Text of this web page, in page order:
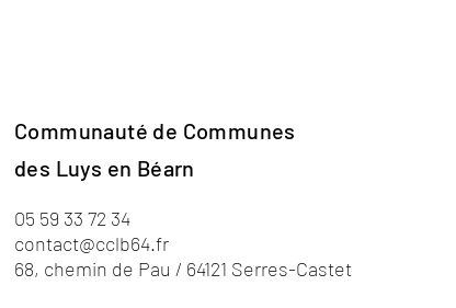
Communauté de Communes
des Luys en Béarn
05 59 33 72 34
contact@cclb64.fr
68, chemin de Pau / 64121 Serres-Castet